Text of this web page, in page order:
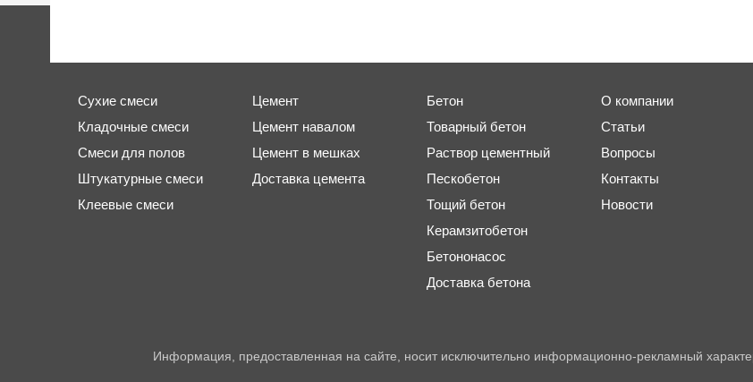
Сухие смеси
Кладочные смеси
Смеси для полов
Штукатурные смеси
Клеевые смеси
Цемент
Цемент навалом
Цемент в мешках
Доставка цемента
Бетон
Товарный бетон
Раствор цементный
Пескобетон
Тощий бетон
Керамзитобетон
Бетононасос
Доставка бетона
О компании
Статьи
Вопросы
Контакты
Новости
Информация, предоставленная на сайте, носит исключительно информационно-рекламный